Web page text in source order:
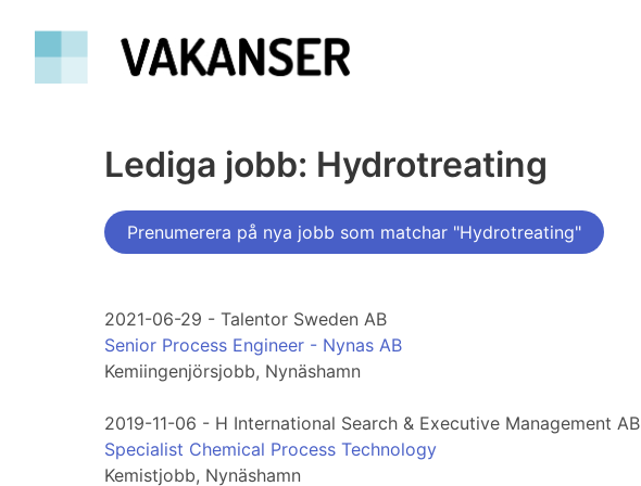
Lediga jobb: Hydrotreating
Prenumerera på nya jobb som matchar "Hydrotreating"
2021-06-29 - Talentor Sweden AB
Senior Process Engineer - Nynas AB
Kemiingenjörsjobb, Nynäshamn
2019-11-06 - H International Search & Executive Management AB
Specialist Chemical Process Technology
Kemistjobb, Nynäshamn